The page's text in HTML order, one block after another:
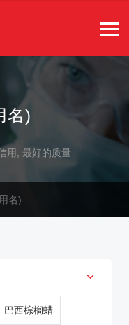
名)
用, 最好的质量
名)
巴西棕榈蜡